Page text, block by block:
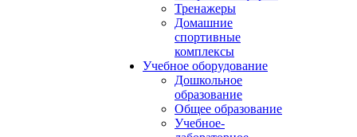
Тренажеры
Домашние
спортивные
комплексы
Учебное оборудование
Дошкольное
образование
Общее образование
Учебное-